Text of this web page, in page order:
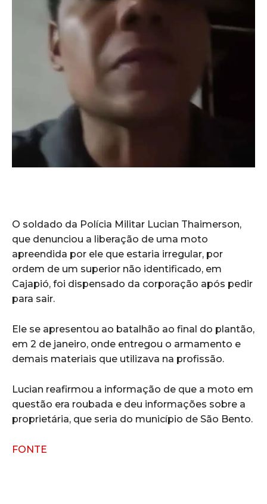
O soldado da Polícia Militar Lucian Thaimerson,
que denunciou a liberação de uma moto
apreendida por ele que estaria irregular, por
ordem de um superior não identificado, em
Cajapió, foi dispensado da corporação após pedir
para sair.
Ele se apresentou ao batalhão ao final do plantão,
em 2 de janeiro, onde entregou o armamento e
demais materiais que utilizava na profissão.
Lucian reafirmou a informação de que a moto em
questão era roubada e deu informações sobre a
proprietária, que seria do município de São Bento.
FONTE